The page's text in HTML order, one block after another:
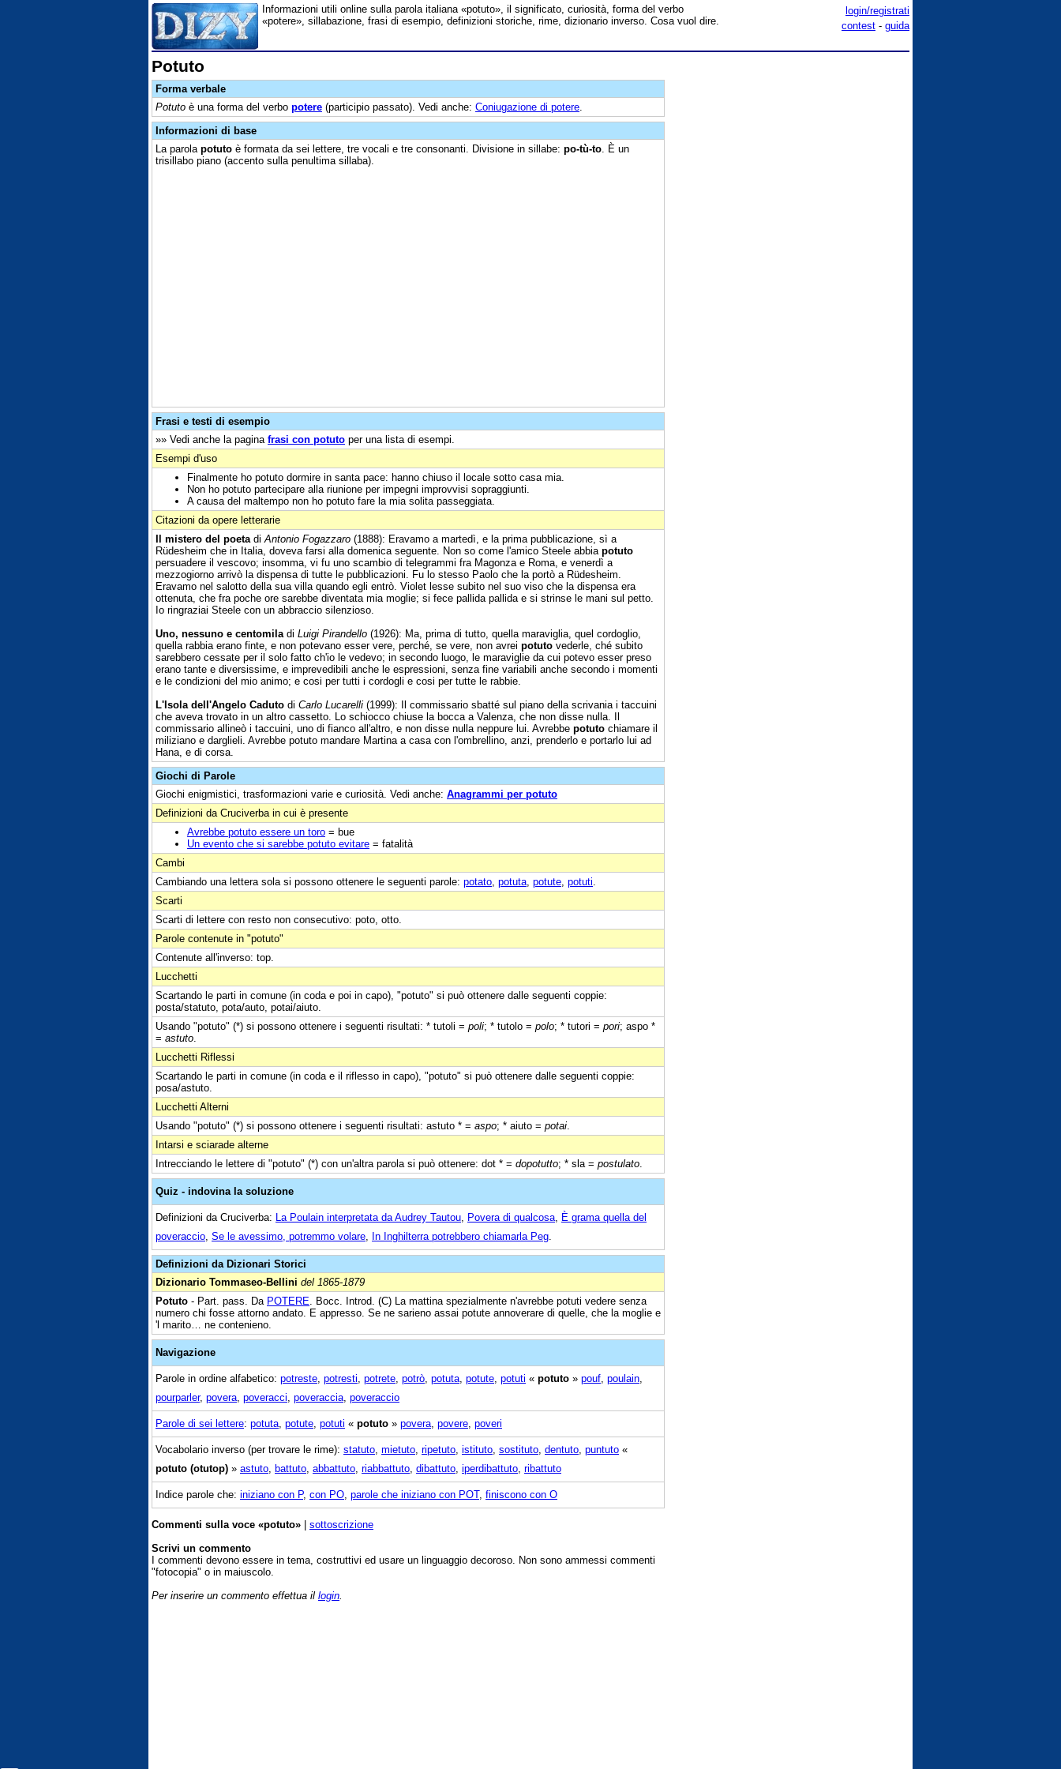
login/registrati
contest - guida
Informazioni utili online sulla parola italiana «potuto», il significato, curiosità, forma del verbo
«potere», sillabazione, frasi di esempio, definizioni storiche, rime, dizionario inverso. Cosa vuol dire.
Potuto
Forma verbale
Potuto è una forma del verbo potere (participio passato). Vedi anche: Coniugazione di potere
Informazioni di base
La parola potuto è formata da sei lettere, tre vocali e tre consonanti. Divisione in sillabe: po-tù-to . È un
trisillabo piano (accento sulla penultima sillaba).
Frasi e testi di esempio
»» Vedi anche la pagina frasi con potuto per una lista di esempi.
Esempi d'uso
Finalmente ho potuto dormire in santa pace: hanno chiuso il locale sotto casa mia.
Non ho potuto partecipare alla riunione per impegni improvvisi sopraggiunti.
A causa del maltempo non ho potuto fare la mia solita passeggiata.
Citazioni da opere letterarie
Il mistero del poeta di Antonio Fogazzaro (1888): Eravamo a martedì, e la prima pubblicazione, sì a
Rüdesheim che in Italia, doveva farsi alla domenica seguente. Non so come l'amico Steele abbia potuto
persuadere il vescovo; insomma, vi fu uno scambio di telegrammi fra Magonza e Roma, e venerdì a
mezzogiorno arrivò la dispensa di tutte le pubblicazioni. Fu lo stesso Paolo che la portò a Rüdesheim.
Eravamo nel salotto della sua villa quando egli entrò. Violet lesse subito nel suo viso che la dispensa era
ottenuta, che fra poche ore sarebbe diventata mia moglie; si fece pallida pallida e si strinse le mani sul petto.
Io ringraziai Steele con un abbraccio silenzioso.
Uno, nessuno e centomila di Luigi Pirandello (1926): Ma, prima di tutto, quella maraviglia, quel cordoglio,
quella rabbia erano finte, e non potevano esser vere, perché, se vere, non avrei potuto vederle, ché subito
sarebbero cessate per il solo fatto ch'io le vedevo; in secondo luogo, le maraviglie da cui potevo esser preso
erano tante e diversissime, e imprevedibili anche le espressioni, senza fine variabili anche secondo i momenti
e le condizioni del mio animo; e cosi per tutti i cordogli e cosi per tutte le rabbie.
L'Isola dell'Angelo Caduto di Carlo Lucarelli (1999): Il commissario sbatté sul piano della scrivania i taccuini
che aveva trovato in un altro cassetto. Lo schiocco chiuse la bocca a Valenza, che non disse nulla. Il
commissario allineò i taccuini, uno di fianco all'altro, e non disse nulla neppure lui. Avrebbe potuto chiamare il
miliziano e darglieli. Avrebbe potuto mandare Martina a casa con l'ombrellino, anzi, prenderlo e portarlo lui ad
Hana, e di corsa.
Giochi di Parole
Giochi enigmistici, trasformazioni varie e curiosità. Vedi anche: Anagrammi per potuto
Definizioni da Cruciverba in cui è presente
Avrebbe potuto essere un toro = bue
Un evento che si sarebbe potuto evitare = fatalità
Cambi
Cambiando una lettera sola si possono ottenere le seguenti parole: potato potuta potute potuti
Scarti
Scarti di lettere con resto non consecutivo: poto, otto.
Parole contenute in "potuto"
Contenute all'inverso: top.
Lucchetti
Scartando le parti in comune (in coda e poi in capo), "potuto" si può ottenere dalle seguenti coppie:
posta/statuto, pota/auto, potai/aiuto.
Usando "potuto" (*) si possono ottenere i seguenti risultati: * tutoli = poli; * tutolo = polo; * tutori = pori; aspo *
= astuto
Lucchetti Riflessi
Scartando le parti in comune (in coda e il riflesso in capo), "potuto" si può ottenere dalle seguenti coppie:
posa/astuto.
Lucchetti Alterni
Usando "potuto" (*) si possono ottenere i seguenti risultati: astuto * = aspo; * aiuto = potai
Intarsi e sciarade alterne
Intrecciando le lettere di "potuto" (*) con un'altra parola si può ottenere: dot * = dopotutto; * sla = postulato
Quiz - indovina la soluzione
Definizioni da Cruciverba: La Poulain interpretata da Audrey Tautou Povera di qualcosa È grama quella del
poveraccio Se le avessimo, potremmo volare In Inghilterra potrebbero chiamarla Peg
Definizioni da Dizionari Storici
Dizionario Tommaseo-Bellini del 1865-1879
Potuto - Part. pass. Da POTERE . Bocc. Introd. (C) La mattina spezialmente n'avrebbe potuti vedere senza
numero chi fosse attorno andato. E appresso. Se ne sarieno assai potute annoverare di quelle, che la moglie e
'l marito… ne contenieno.
Navigazione
Parole in ordine alfabetico: potreste potresti potrete potrò potuta potute potuti « potuto » pouf poulain
pourparler, povera poveracci poveraccia poveraccio
Parole di sei lettere: potuta potute potuti « potuto » povera povere poveri
Vocabolario inverso (per trovare le rime): statuto mietuto ripetuto istituto sostituto dentuto puntuto «
potuto (otutop) » astuto battuto abbattuto riabbattuto dibattuto iperdibattuto ribattuto
Indice parole che: iniziano con P, con PO parole che iniziano con POT, finiscono con O
Commenti sulla voce «potuto» | sottoscrizione
Scrivi un commento
I commenti devono essere in tema, costruttivi ed usare un linguaggio decoroso. Non sono ammessi commenti
"fotocopia" o in maiuscolo.
Per inserire un commento effettua il login